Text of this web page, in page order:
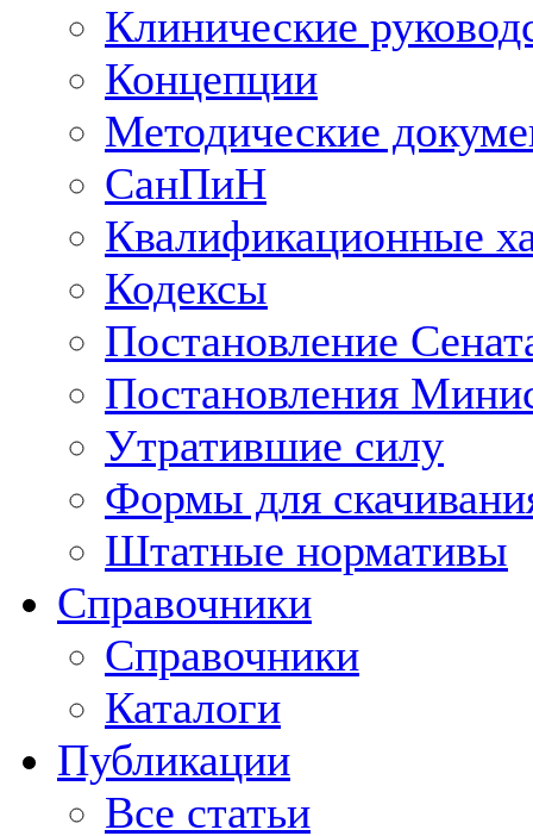
Клинические
Концепции
Методические
СанПиН
Квалификационные
Кодексы
Постановление
Постановления
Утратившие силу
Формы для
Штатные нормативы
Справочники
Справочники
Каталоги
Публикации
Все статьи